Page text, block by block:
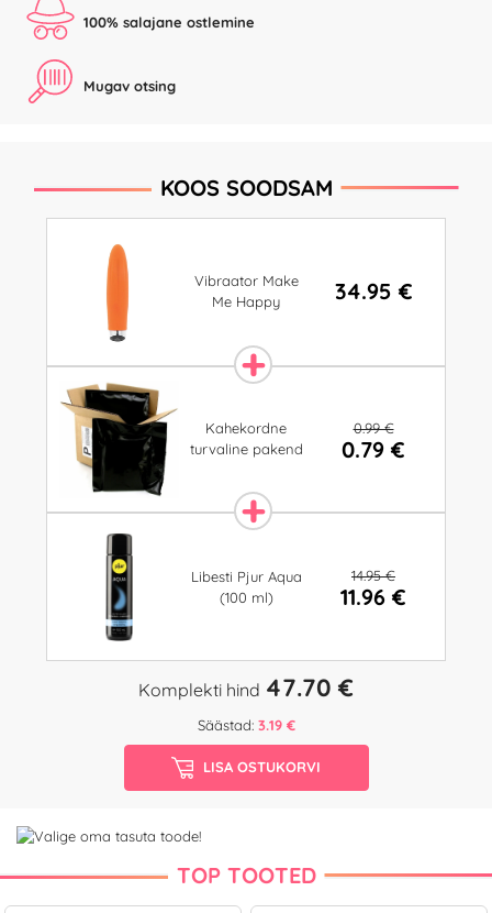
100% salajane ostlemine
Mugav otsing
KOOS SOODSAM
Vibraator Make
Me Happy
34.95 €
Kahekordne
turvaline pakend
0.99 €
0.79 €
Libesti Pjur Aqua
(100 ml)
14.95 €
11.96 €
Komplekti hind 47.70 €
Säästad: 3.19 €
LISA OSTUKORVI
TOP TOOTED